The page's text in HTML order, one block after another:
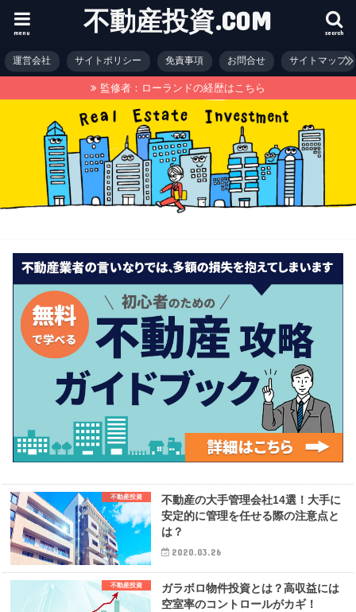
不動産投資.COM search
menu
運営会社 サイトポリシー 免責事項 お問合せ サイトマップ
監修者：ローランドの経歴はこちら
不動産投資
不動産の大手管理会社14選！大手に
安定的に管理を任せる際の注意点と
は？
2020.03.26
不動産投資
ガラボロ物件投資とは？高収益には
空室率のコントロールがカギ！